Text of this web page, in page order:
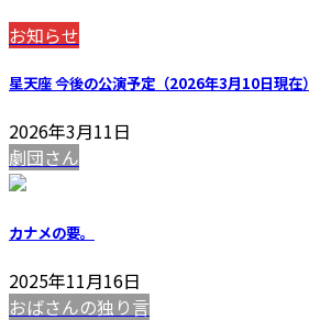
お知らせ
星天座 今後の公演予定（2026年3月10日現在）
2026年3月11日
劇団さん
カナメの要。
2025年11月16日
おばさんの独り言